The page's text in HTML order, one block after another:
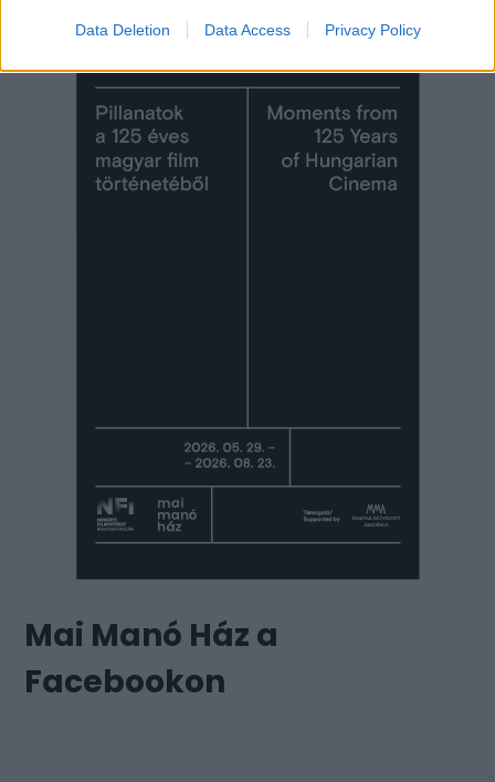
Data Deletion Data Access Privacy Policy
Mai Manó Ház a
Facebookon